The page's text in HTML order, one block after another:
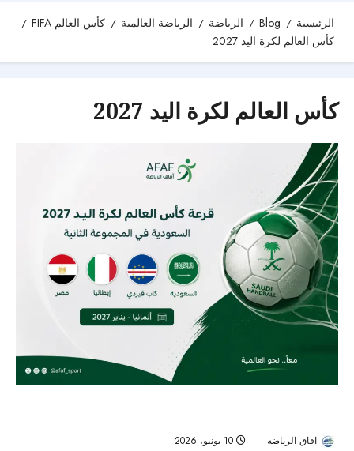
الرئيسية Blog الرياضة الرياضة العالمية
كأس العالم FIFA
كأس العالم لكرة اليد 2027
كأس العالم لكرة اليد 2027
افاق الرياضه